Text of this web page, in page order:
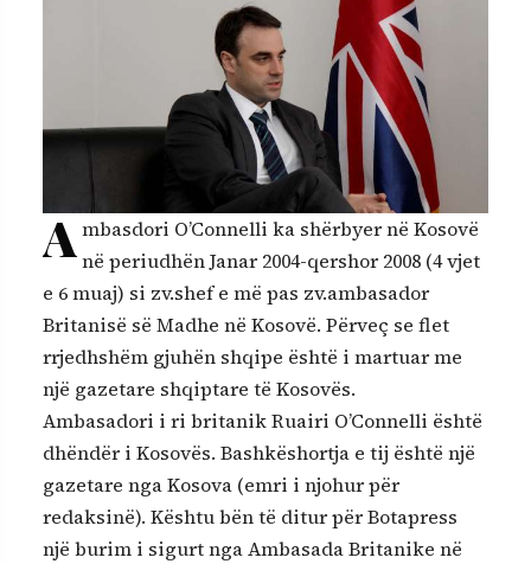
A mbasdori O’Connelli ka shërbyer në Kosovë
në periudhën Janar 2004-qershor 2008 (4 vjet
e 6 muaj) si zv.shef e më pas zv.ambasador
Britanisë së Madhe në Kosovë. Përveç se flet
rrjedhshëm gjuhën shqipe është i martuar me
një gazetare shqiptare të Kosovës.
Ambasadori i ri britanik Ruairi O’Connelli është
dhëndër i Kosovës. Bashkëshortja e tij është një
gazetare nga Kosova (emri i njohur për
redaksinë). Kështu bën të ditur për Botapress
një burim i sigurt nga Ambasada Britanike në